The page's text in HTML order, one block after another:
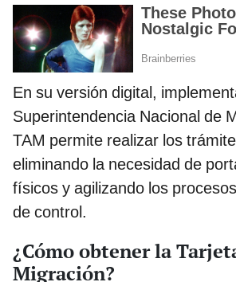
En su versión digital,
Superintendencia Nacional de
TAM permite realizar los
eliminando la necesidad de
físicos y agilizando los
de control.
¿Cómo obtener la
Migración?